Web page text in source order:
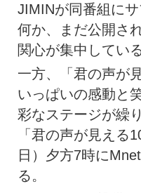
JIMINが同番組に
何か、まだ公開さ
関心が集中している
一方、「君の声が
いっぱいの感動と
彩なステージが繰
「君の声が見える
日）夕方7時に
る。